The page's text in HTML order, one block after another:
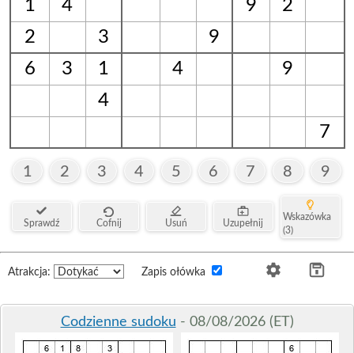
1
4 9
2
2
3
9
6
3 1 4
9
4
7
1 2 3 4 5 6 7 8 9
Sprawdź Cofnij Usuń Uzupełnij
Wskazówka
(3)
Atrakcja: Zapis ołówka
Codzienne sudoku - 08/08/2026 (ET)